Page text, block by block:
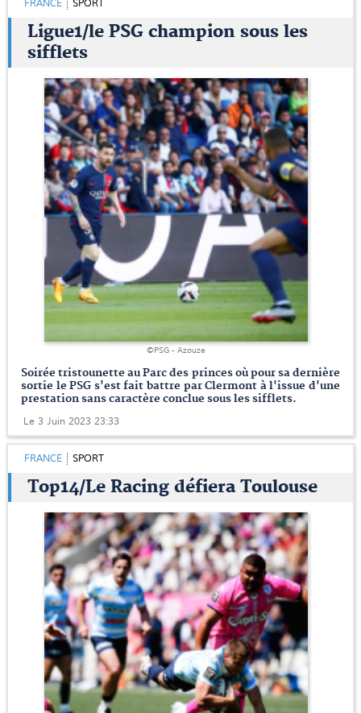
FRANCE SPORT
Ligue1/le PSG champion sous les
sifflets
©PSG - Azouze
Soirée tristounette au Parc des princes où pour sa dernière
sortie le PSG s'est fait battre par Clermont à l'issue d'une
prestation sans caractère conclue sous les sifflets.
Le 3 Juin 2023 23:33
FRANCE SPORT
Top14/Le Racing défiera Toulouse